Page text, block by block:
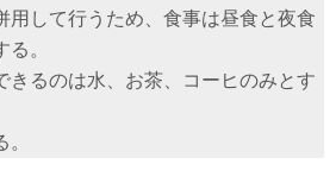
用して行うため、食事は昼食と夜食
。
きるのは水、お茶、コーヒのみとす